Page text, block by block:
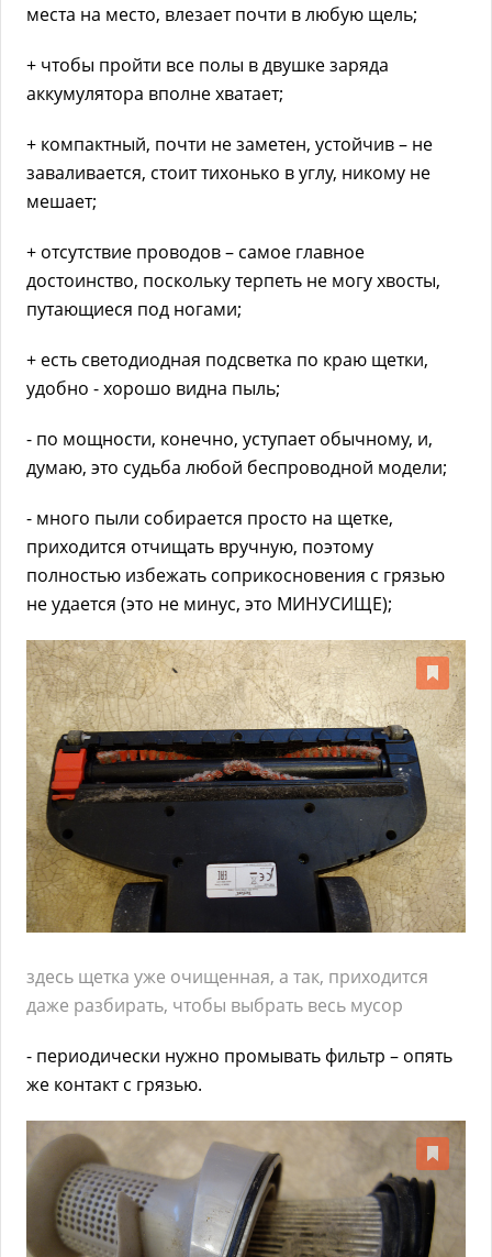
места на место, влезает почти в любую щель;
+ чтобы пройти все полы в двушке заряда
аккумулятора вполне хватает;
+ компактный, почти не заметен, устойчив – не
заваливается, стоит тихонько в углу, никому не
мешает;
+ отсутствие проводов – самое главное
достоинство, поскольку терпеть не могу хвосты,
путающиеся под ногами;
+ есть светодиодная подсветка по краю щетки,
удобно - хорошо видна пыль;
- по мощности, конечно, уступает обычному, и,
думаю, это судьба любой беспроводной модели;
- много пыли собирается просто на щетке,
приходится отчищать вручную, поэтому
полностью избежать соприкосновения с грязью
не удается (это не минус, это МИНУСИЩЕ);
здесь щетка уже очищенная, а так, приходится
даже разбирать, чтобы выбрать весь мусор
- периодически нужно промывать фильтр – опять
же контакт с грязью.